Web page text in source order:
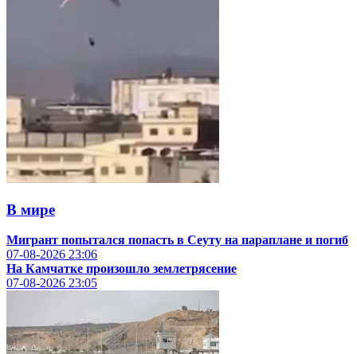
В мире
Мигрант попытался попасть в Сеуту на параплане и погиб
07-08-2026 23:06
На Камчатке произошло землетрясение
07-08-2026 23:05